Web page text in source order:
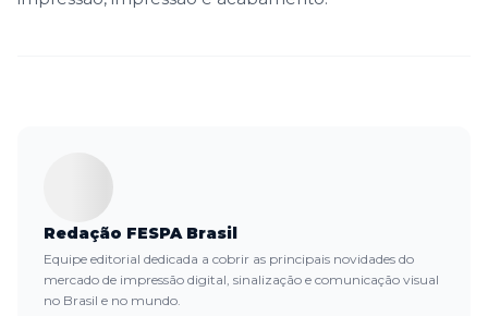
Redação FESPA Brasil
Equipe editorial dedicada a cobrir as principais novidades do
mercado de impressão digital, sinalização e comunicação visual
no Brasil e no mundo.